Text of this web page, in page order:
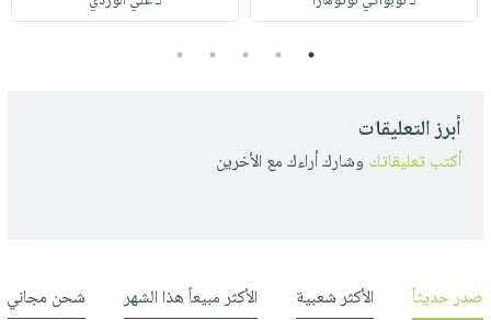
1
2
3
4
5
أبرز التعليقات
أكتب تعليقاتك وشارك أراءك مع الأخرين
صدر حديثاً الأكثر شعبية الأكثر مبيعاً هذا الشهر شحن مجاني